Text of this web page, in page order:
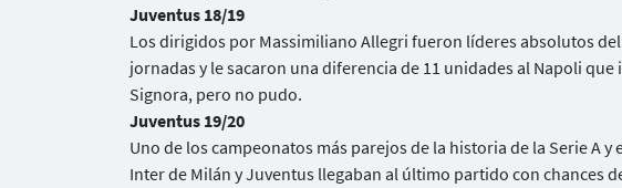
Juventus 18/19
Los dirigidos por Massimiliano Allegri fueron líderes absolutos
jornadas y le sacaron una diferencia de 11 unidades al Napoli
Signora, pero no pudo.
Juventus 19/20
Uno de los campeonatos más parejos de la historia de la Serie A
Inter de Milán y Juventus llegaban al último partido con chances